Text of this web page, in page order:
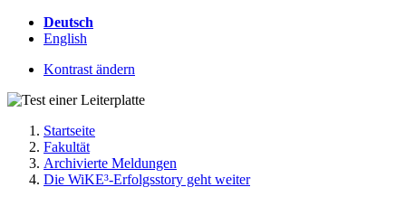
Deutsch
English
Kontrast ändern
Startseite
Fakultät
Archivierte Meldungen
Die WiKE³-Erfolgsstory geht weiter